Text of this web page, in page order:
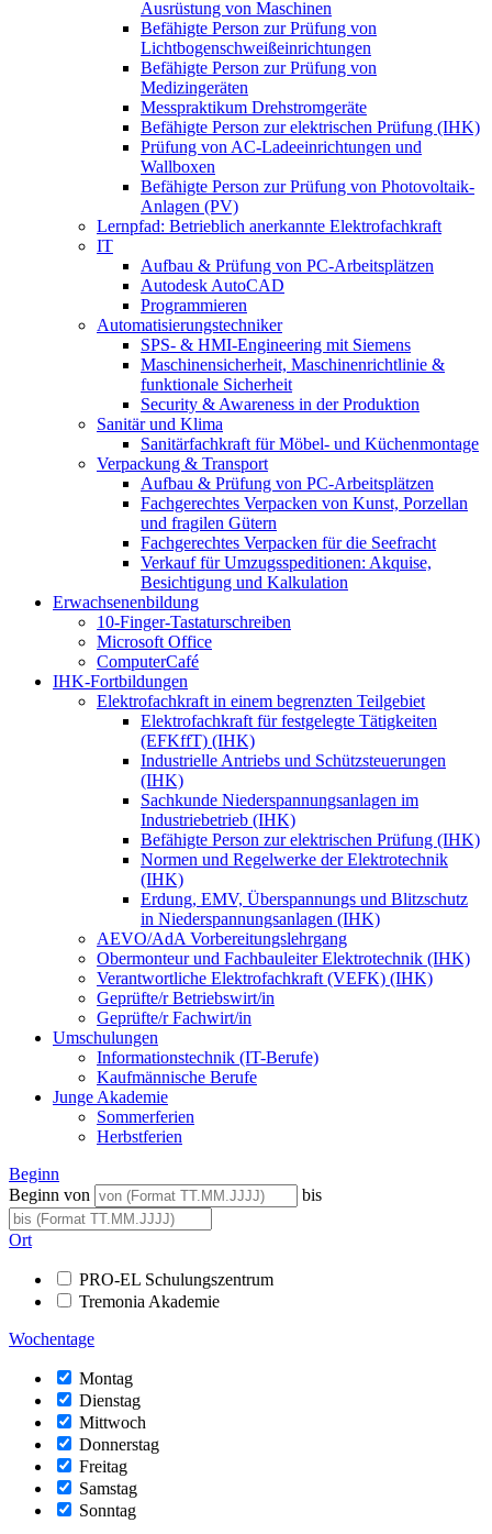
Ausrüstung von Maschinen
Befähigte Person zur Prüfung von
Lichtbogenschweißeinrichtungen
Befähigte Person zur Prüfung von
Medizingeräten
Messpraktikum Drehstromgeräte
Befähigte Person zur elektrischen Prüfung (IHK)
Prüfung von AC-Ladeeinrichtungen und
Wallboxen
Befähigte Person zur Prüfung von Photovoltaik-
Anlagen (PV)
Lernpfad: Betrieblich anerkannte Elektrofachkraft
IT
Aufbau & Prüfung von PC-Arbeitsplätzen
Autodesk AutoCAD
Programmieren
Automatisierungstechniker
SPS‑ & HMI‑Engineering mit Siemens
Maschinensicherheit, Maschinenrichtlinie &
funktionale Sicherheit
Security & Awareness in der Produktion
Sanitär und Klima
Sanitärfachkraft für Möbel- und Küchenmontage
Verpackung & Transport
Aufbau & Prüfung von PC-Arbeitsplätzen
Fachgerechtes Verpacken von Kunst, Porzellan
und fragilen Gütern
Fachgerechtes Verpacken für die Seefracht
Verkauf für Umzugsspeditionen: Akquise,
Besichtigung und Kalkulation
Erwachsenenbildung
10-Finger-Tastaturschreiben
Microsoft Office
ComputerCafé
IHK-Fortbildungen
Elektrofachkraft in einem begrenzten Teilgebiet
Elektrofachkraft für festgelegte Tätigkeiten
(EFKffT) (IHK)
Industrielle Antriebs und Schützsteuerungen
(IHK)
Sachkunde Niederspannungsanlagen im
Industriebetrieb (IHK)
Befähigte Person zur elektrischen Prüfung (IHK)
Normen und Regelwerke der Elektrotechnik
(IHK)
Erdung, EMV, Überspannungs und Blitzschutz
in Niederspannungsanlagen (IHK)
AEVO/AdA Vorbereitungslehrgang
Obermonteur und Fachbauleiter Elektrotechnik (IHK)
Verantwortliche Elektrofachkraft (VEFK) (IHK)
Geprüfte/r Betriebswirt/in
Geprüfte/r Fachwirt/in
Umschulungen
Informationstechnik (IT-Berufe)
Kaufmännische Berufe
Junge Akademie
Sommerferien
Herbstferien
Beginn
Beginn von
bis
Ort
PRO-EL Schulungszentrum
Tremonia Akademie
Wochentage
Montag
Dienstag
Mittwoch
Donnerstag
Freitag
Samstag
Sonntag